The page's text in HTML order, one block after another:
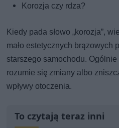
Korozja czy rdza?
Kiedy pada słowo „korozja”,
mało estetycznych brązowych
starszego samochodu.
rozumie się zmiany albo
wpływy otoczenia.
To czytają teraz inni